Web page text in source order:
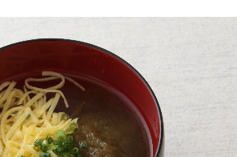
調味酢
ぽん酢
ルサイト